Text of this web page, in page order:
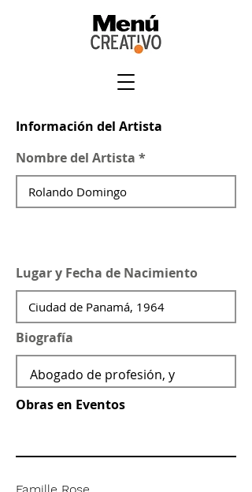
Información del Artista
Nombre del Artista
Lugar y Fecha de Nacimiento
Biografía
Obras en Eventos